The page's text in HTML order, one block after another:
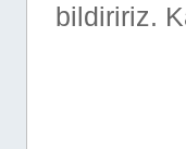
bildiririz.